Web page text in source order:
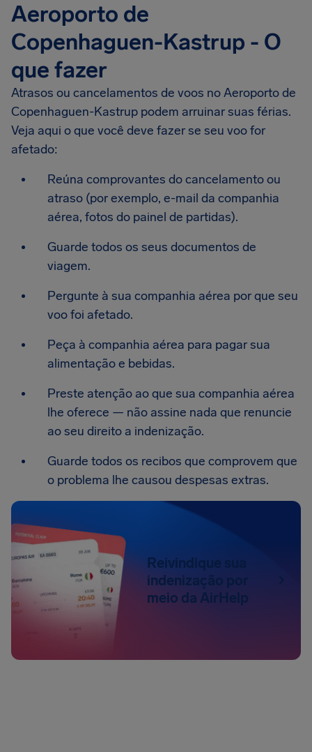
Aeroporto de
Copenhaguen-Kastrup - O
que fazer
Atrasos ou cancelamentos de voos no Aeroporto de
Copenhaguen-Kastrup podem arruinar suas férias.
Veja aqui o que você deve fazer se seu voo for
afetado:
Reúna comprovantes do cancelamento ou
atraso (por exemplo, e-mail da companhia
aérea, fotos do painel de partidas).
Guarde todos os seus documentos de
viagem.
Pergunte à sua companhia aérea por que seu
voo foi afetado.
Peça à companhia aérea para pagar sua
alimentação e bebidas.
Preste atenção ao que sua companhia aérea
lhe oferece — não assine nada que renuncie
ao seu direito a indenização.
Guarde todos os recibos que comprovem que
o problema lhe causou despesas extras.
Reivindique sua
indenização por
meio da AirHelp